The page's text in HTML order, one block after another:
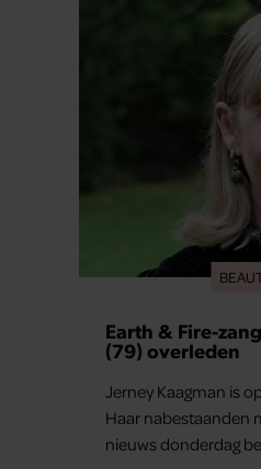
Earth & Fire-
(79) overleden
Jerney Kaagman is
Haar nabestaanden
nieuws donderdag